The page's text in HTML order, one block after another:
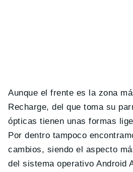
Aunque el frente es la zona
Recharge, del que toma su
ópticas tienen unas formas
Por dentro tampoco
cambios, siendo el aspecto
del sistema operativo Android